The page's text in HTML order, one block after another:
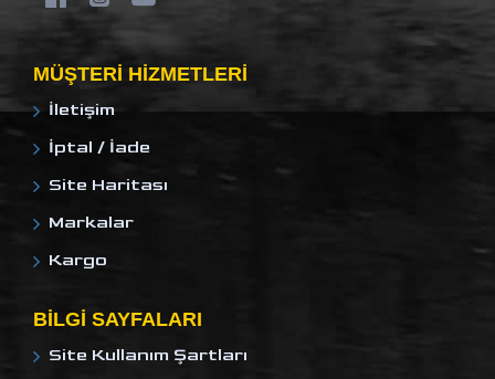
MÜŞTERI HIZMETLERI
İletişim
İptal / İade
Site Haritası
Markalar
Kargo
BILGI SAYFALARI
Site Kullanım Şartları